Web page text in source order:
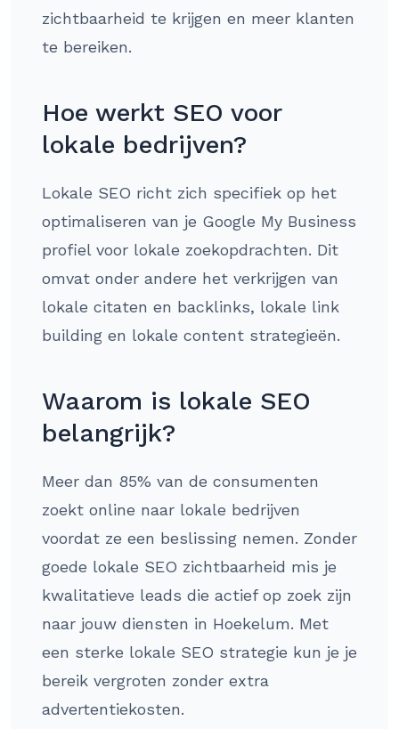
zichtbaarheid te krijgen en meer klanten
te bereiken.
Hoe werkt SEO voor
lokale bedrijven?
Lokale SEO richt zich specifiek op het
optimaliseren van je Google My Business
profiel voor lokale zoekopdrachten. Dit
omvat onder andere het verkrijgen van
lokale citaten en backlinks, lokale link
building en lokale content strategieën.
Waarom is lokale SEO
belangrijk?
Meer dan 85% van de consumenten
zoekt online naar lokale bedrijven
voordat ze een beslissing nemen. Zonder
goede lokale SEO zichtbaarheid mis je
kwalitatieve leads die actief op zoek zijn
naar jouw diensten in Hoekelum. Met
een sterke lokale SEO strategie kun je je
bereik vergroten zonder extra
advertentiekosten.